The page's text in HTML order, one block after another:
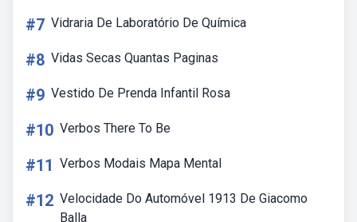
#7 Vidraria De Laboratório De Química
#8 Vidas Secas Quantas Paginas
#9 Vestido De Prenda Infantil Rosa
#10 Verbos There To Be
#11 Verbos Modais Mapa Mental
#12 Velocidade Do Automóvel 1913 De Giacomo
Balla